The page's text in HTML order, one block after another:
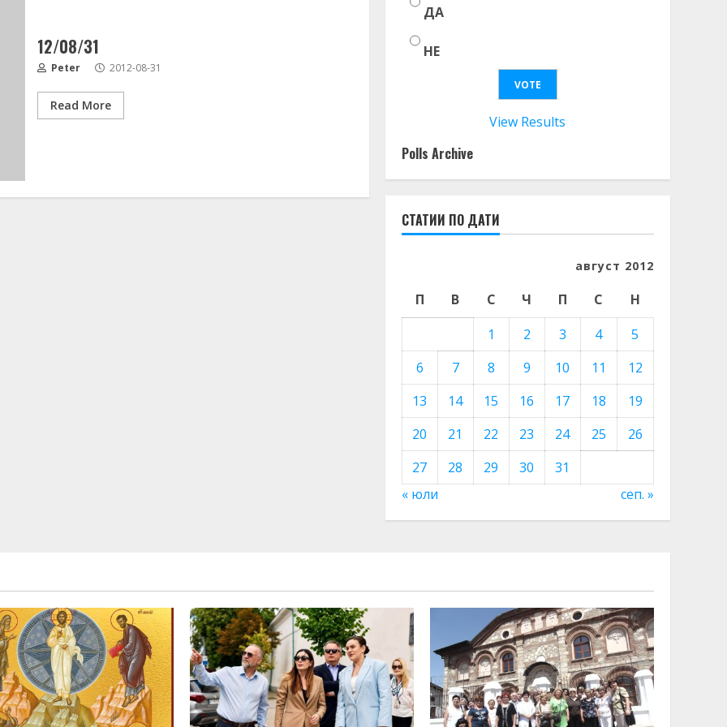
12/08/31
Peter 2012-08-31
Read More
ДА
НЕ
View Results
Polls Archive
СТАТИИ ПО ДАТИ
август 2012
П В С Ч П С
Н
1
2 3 4
5
6
7 8 9 10 11
12
13
14 15 16 17 18
19
20
21 22 23 24 25
26
27
28 29 30
31
« юли
сеп. »